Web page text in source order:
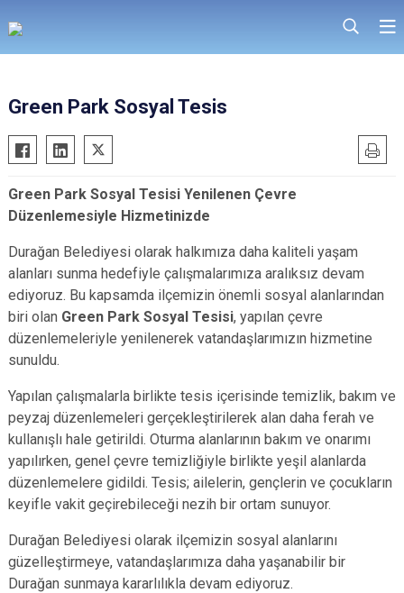
Green Park Sosyal Tesis
Green Park Sosyal Tesisi Yenilenen Çevre
Düzenlemesiyle Hizmetinizde
Durağan Belediyesi olarak halkımıza daha kaliteli yaşam
alanları sunma hedefiyle çalışmalarımıza aralıksız devam
ediyoruz. Bu kapsamda ilçemizin önemli sosyal alanlarından
biri olan Green Park Sosyal Tesisi, yapılan çevre
düzenlemeleriyle yenilenerek vatandaşlarımızın hizmetine
sunuldu.
Yapılan çalışmalarla birlikte tesis içerisinde temizlik, bakım ve
peyzaj düzenlemeleri gerçekleştirilerek alan daha ferah ve
kullanışlı hale getirildi. Oturma alanlarının bakım ve onarımı
yapılırken, genel çevre temizliğiyle birlikte yeşil alanlarda
düzenlemelere gidildi. Tesis; ailelerin, gençlerin ve çocukların
keyifle vakit geçirebileceği nezih bir ortam sunuyor.
Durağan Belediyesi olarak ilçemizin sosyal alanlarını
güzelleştirmeye, vatandaşlarımıza daha yaşanabilir bir
Durağan sunmaya kararlılıkla devam ediyoruz.